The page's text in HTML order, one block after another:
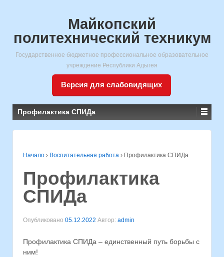
Майкопский
политехнический техникум
Государственное бюджетное профессиональное образовательное
учреждение Республики Адыгея
Версия для слабовидящих
Профилактика СПИДа
Начало › Воспитательная работа › Профилактика СПИДа
Профилактика
СПИДа
Опубликовано 05.12.2022 Автор: admin
Профилактика СПИДа – единственный путь борьбы с
ним!